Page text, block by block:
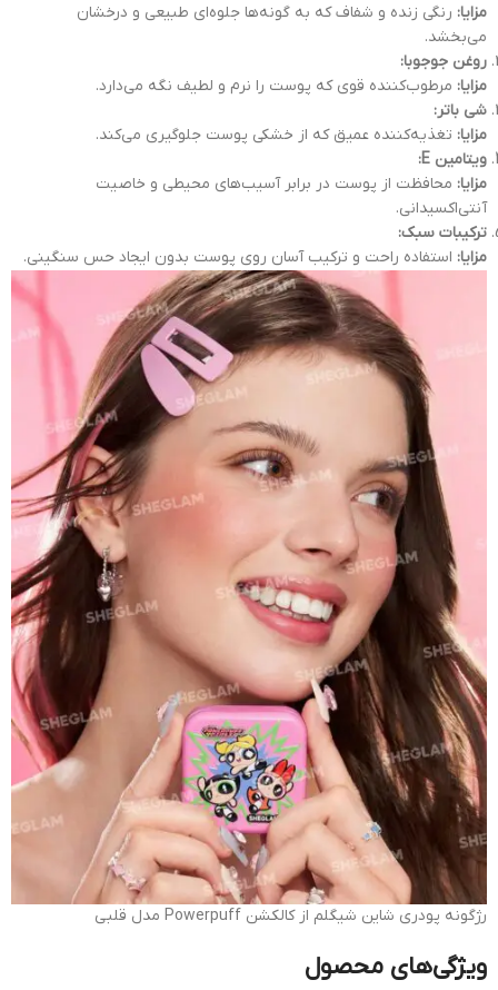
مزایا: رنگی زنده و شفاف که به گونه‌ها جلوه‌ای طبیعی و درخشان
می‌بخشد.
روغن جوجوبا:
مزایا: مرطوب‌کننده قوی که پوست را نرم و لطیف نگه می‌دارد.
شی باتر:
مزایا: تغذیه‌کننده عمیق که از خشکی پوست جلوگیری می‌کند.
ویتامین E:
مزایا: محافظت از پوست در برابر آسیب‌های محیطی و خاصیت
آنتی‌اکسیدانی.
ترکیبات سبک:
مزایا: استفاده راحت و ترکیب آسان روی پوست بدون ایجاد حس سنگینی.
رژگونه پودری شاین شیگلم از کالکشن Powerpuff مدل قلبی
ویژگی‌های محصول